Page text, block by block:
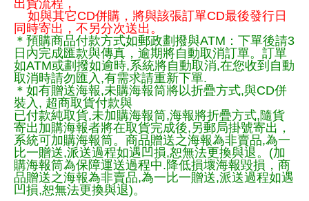
出貨流程，
如與其它CD併購，將與該張訂單CD最後發行日
同時寄出，不另分次送出。
＊預購商品付款方式如郵政劃撥與ATM：下單後請3
日內完成匯款與傳真，逾期將自動取消訂單。訂單
如ATM或劃撥如逾時,系統將自動取消,在您收到自動
取消時請勿匯入,有需求請重新下單.
＊如有贈送海報,未購海報筒將以折疊方式,與CD併
裝入, 超商取貨付款與
已付款純取貨,未加購海報筒,海報將折疊方式,隨貨
寄出加購海報者將在取貨完成後,另郵局掛號寄出，
系統可加購海報筒。商品贈送之海報為非賣品,為一
比一贈送,派送過程如遇凹損,恕無法更換與退。(加
購海報筒為保障運送過程中.降低損壞海報毀損，商
品贈送之海報為非賣品,為一比一贈送,派送過程如遇
凹損,恕無法更換與退)。